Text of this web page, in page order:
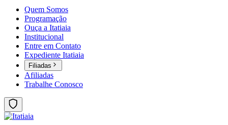
Quem Somos
Programação
Ouça a Itatiaia
Institucional
Entre em Contato
Expediente Itatiaia
Filiadas
Afiliadas
Trabalhe Conosco